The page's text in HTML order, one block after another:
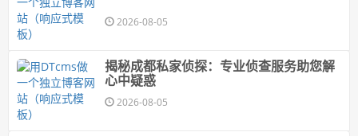
2026-08-05
揭秘成都私家侦探：专业侦查服务助您解
心中疑惑
2026-08-05